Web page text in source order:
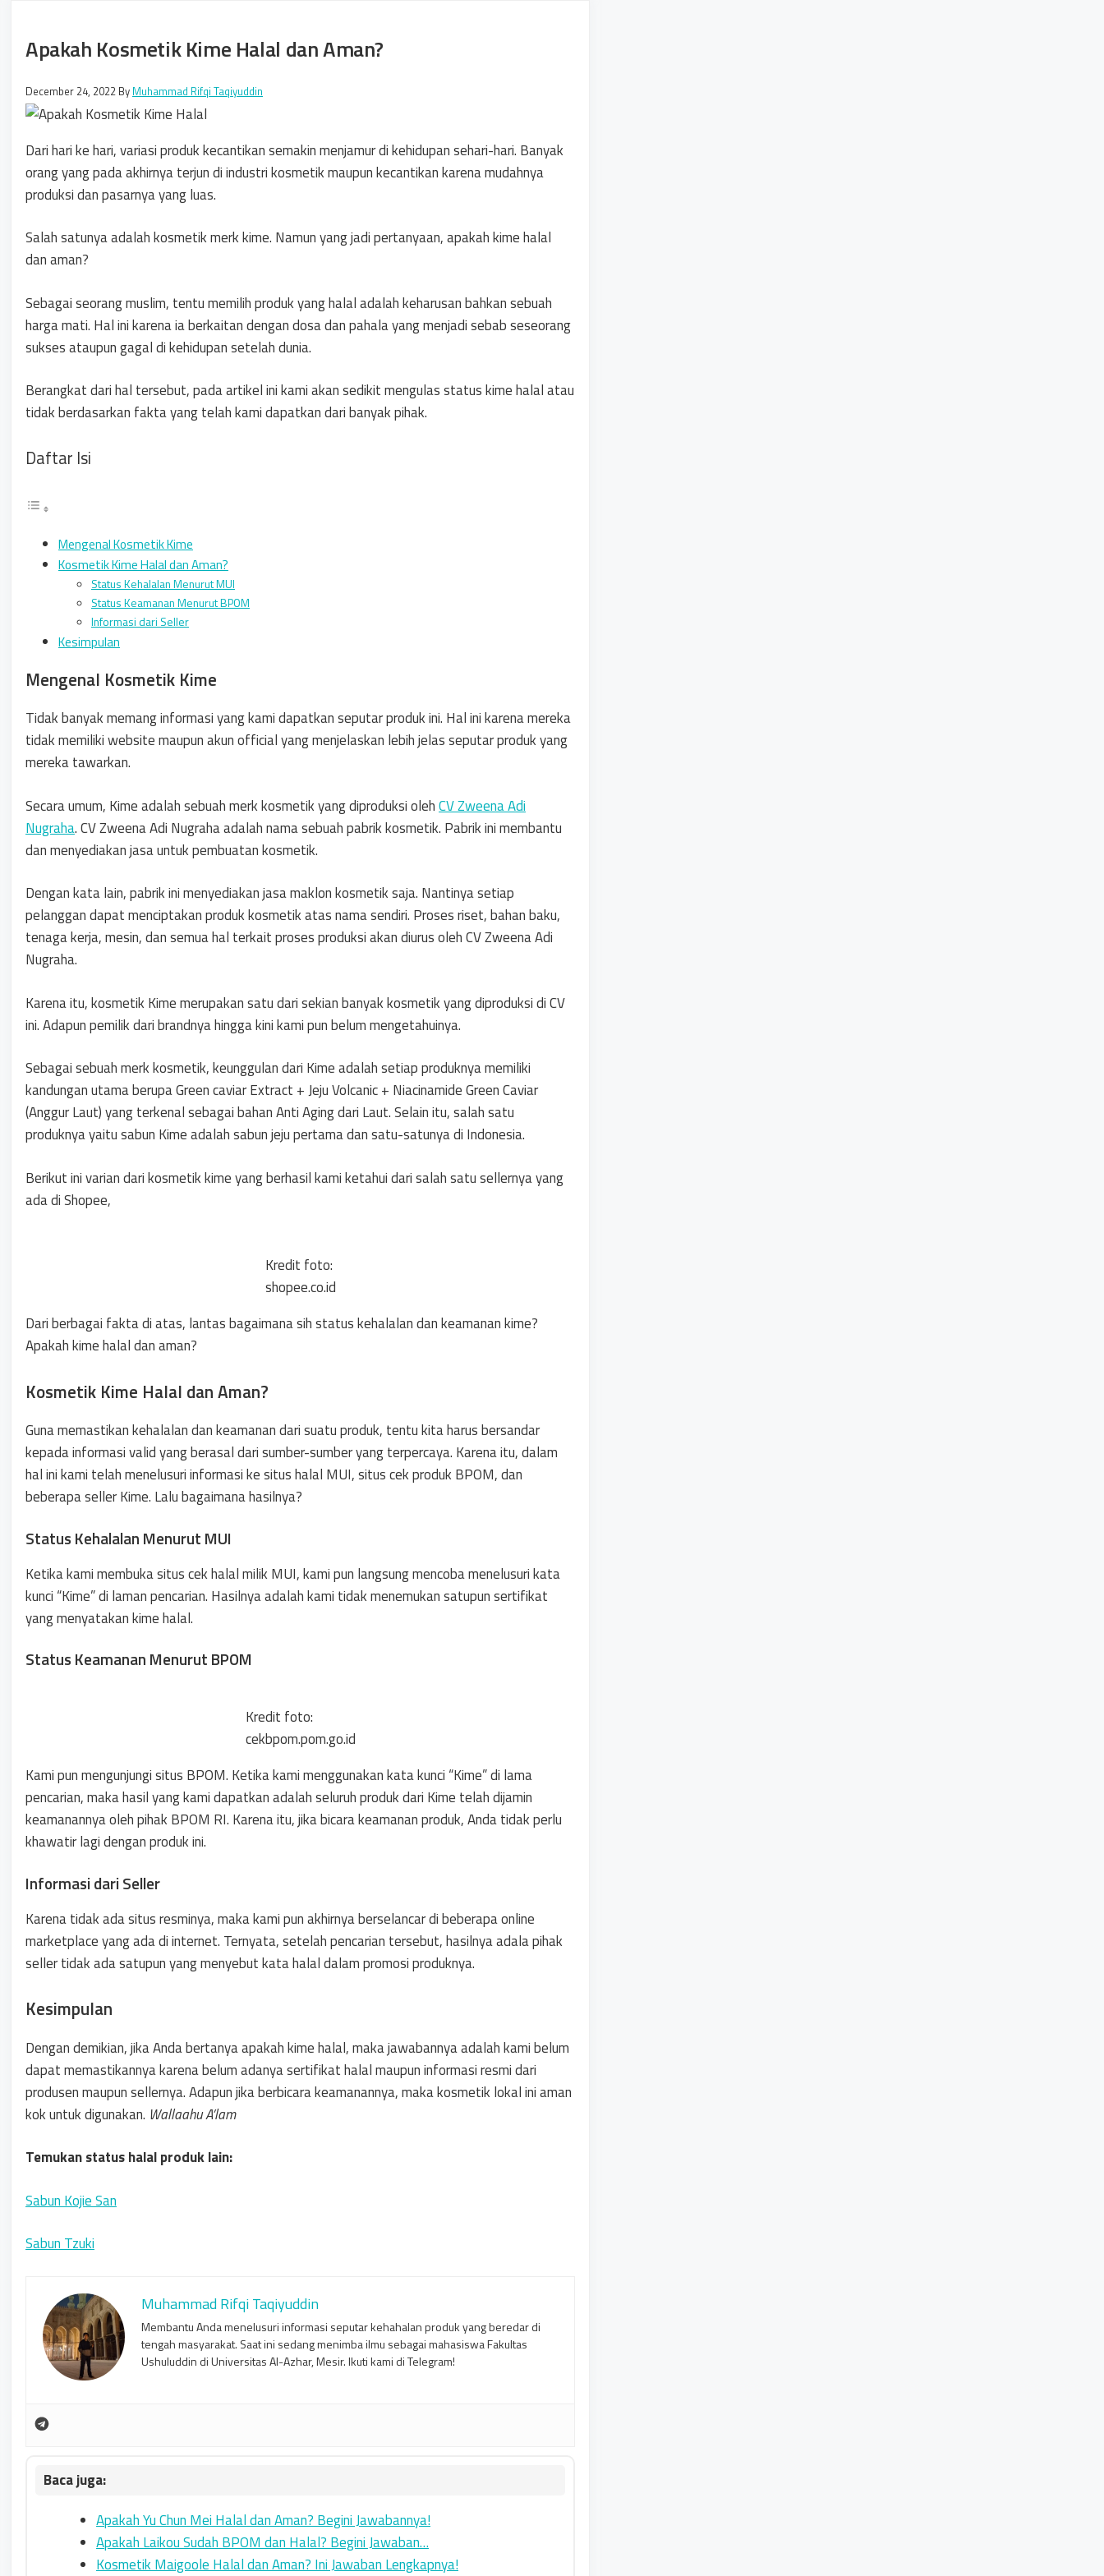
Apakah Kosmetik Kime Halal dan Aman?
December 24, 2022 By Muhammad Rifqi Taqiyuddin
Dari hari ke hari, variasi produk kecantikan semakin menjamur di kehidupan sehari-hari. Banyak
orang yang pada akhirnya terjun di industri kosmetik maupun kecantikan karena mudahnya
produksi dan pasarnya yang luas.
Salah satunya adalah kosmetik merk kime. Namun yang jadi pertanyaan, apakah kime halal
dan aman?
Sebagai seorang muslim, tentu memilih produk yang halal adalah keharusan bahkan sebuah
harga mati. Hal ini karena ia berkaitan dengan dosa dan pahala yang menjadi sebab seseorang
sukses ataupun gagal di kehidupan setelah dunia.
Berangkat dari hal tersebut, pada artikel ini kami akan sedikit mengulas status kime halal atau
tidak berdasarkan fakta yang telah kami dapatkan dari banyak pihak.
Daftar Isi
Mengenal Kosmetik Kime
Kosmetik Kime Halal dan Aman?
Status Kehalalan Menurut MUI
Status Keamanan Menurut BPOM
Informasi dari Seller
Kesimpulan
Mengenal Kosmetik Kime
Tidak banyak memang informasi yang kami dapatkan seputar produk ini. Hal ini karena mereka
tidak memiliki website maupun akun official yang menjelaskan lebih jelas seputar produk yang
mereka tawarkan.
Secara umum, Kime adalah sebuah merk kosmetik yang diproduksi olehCV Zweena Adi
Nugraha. CV Zweena Adi Nugraha adalah nama sebuah pabrik kosmetik. Pabrik ini membantu
dan menyediakan jasa untuk pembuatan kosmetik.
Dengan kata lain, pabrik ini menyediakan jasa maklon kosmetik saja. Nantinya setiap
pelanggan dapat menciptakan produk kosmetik atas nama sendiri. Proses riset, bahan baku,
tenaga kerja, mesin, dan semua hal terkait proses produksi akan diurus oleh CV Zweena Adi
Nugraha.
Karena itu, kosmetik Kime merupakan satu dari sekian banyak kosmetik yang diproduksi di CV
ini. Adapun pemilik dari brandnya hingga kini kami pun belum mengetahuinya.
Sebagai sebuah merk kosmetik, keunggulan dari Kime adalah setiap produknya memiliki
kandungan utama berupa Green caviar Extract + Jeju Volcanic + Niacinamide Green Caviar
(Anggur Laut) yang terkenal sebagai bahan Anti Aging dari Laut. Selain itu, salah satu
produknya yaitu sabun Kime adalah sabun jeju pertama dan satu-satunya di Indonesia.
Berikut ini varian dari kosmetik kime yang berhasil kami ketahui dari salah satu sellernya yang
ada di Shopee,
Kredit foto:
shopee.co.id
Dari berbagai fakta di atas, lantas bagaimana sih status kehalalan dan keamanan kime?
Apakah kime halal dan aman?
Kosmetik Kime Halal dan Aman?
Guna memastikan kehalalan dan keamanan dari suatu produk, tentu kita harus bersandar
kepada informasi valid yang berasal dari sumber-sumber yang terpercaya. Karena itu, dalam
hal ini kami telah menelusuri informasi ke situs halal MUI, situs cek produk BPOM, dan
beberapa seller Kime. Lalu bagaimana hasilnya?
Status Kehalalan Menurut MUI
Ketika kami membuka situs cek halal milik MUI, kami pun langsung mencoba menelusuri kata
kunci “Kime” di laman pencarian. Hasilnya adalah kami tidak menemukan satupun sertifikat
yang menyatakan kime halal.
Status Keamanan Menurut BPOM
Kredit foto:
cekbpom.pom.go.id
Kami pun mengunjungi situs BPOM. Ketika kami menggunakan kata kunci “Kime” di lama
pencarian, maka hasil yang kami dapatkan adalah seluruh produk dari Kime telah dijamin
keamanannya oleh pihak BPOM RI. Karena itu, jika bicara keamanan produk, Anda tidak perlu
khawatir lagi dengan produk ini.
Informasi dari Seller
Karena tidak ada situs resminya, maka kami pun akhirnya berselancar di beberapa online
marketplace yang ada di internet. Ternyata, setelah pencarian tersebut, hasilnya adala pihak
seller tidak ada satupun yang menyebut kata halal dalam promosi produknya.
Kesimpulan
Dengan demikian, jika Anda bertanya apakah kime halal, maka jawabannya adalah kami belum
dapat memastikannya karena belum adanya sertifikat halal maupun informasi resmi dari
produsen maupun sellernya. Adapun jika berbicara keamanannya, maka kosmetik lokal ini aman
kok untuk digunakan. Wallaahu A’lam
Temukan status halal produk lain:
Sabun Kojie San
Sabun Tzuki
Muhammad Rifqi Taqiyuddin
Membantu Anda menelusuri informasi seputar kehahalan produk yang beredar di
tengah masyarakat. Saat ini sedang menimba ilmu sebagai mahasiswa Fakultas
Ushuluddin di Universitas Al-Azhar, Mesir. Ikuti kami di Telegram!
Apakah Yu Chun Mei Halal dan Aman? Begini Jawabannya!
Apakah Laikou Sudah BPOM dan Halal? Begini Jawaban…
Kosmetik Maigoole Halal dan Aman? Ini Jawaban Lengkapnya!